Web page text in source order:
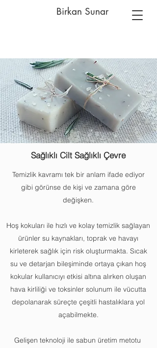
Birkan Sunar
Sağlıklı Cilt Sağlıklı Çevre
Temizlik kavramı tek bir anlam ifade ediyor
gibi görünse de kişi ve zamana göre
değişken.
Hoş kokuları ile hızlı ve kolay temizlik sağlayan
ürünler su kaynakları, toprak ve havayı
kirleterek sağlık için risk oluşturmakta. Sıcak
su ve detarjan bileşiminde ortaya çıkan hoş
kokular kullanıcıyı etkisi altına alırken oluşan
hava kirliliği ve toksinler solunum ile vücutta
depolanarak süreçte çeşitli hastalıklara yol
açabilmekte.
Gelişen teknoloji ile sabun üretim metotu